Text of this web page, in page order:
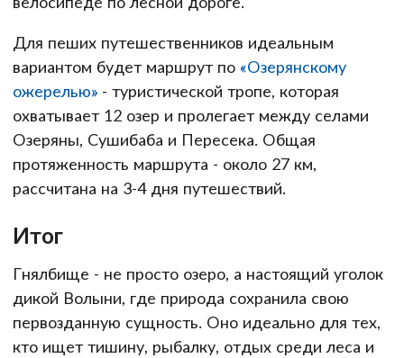
Для пеших путешественников идеальным
вариантом будет маршрут по «Озерянскому
ожерелью» - туристической тропе, которая
охватывает 12 озер и пролегает между селами
Озеряны, Сушибаба и Пересека. Общая
протяженность маршрута - около 27 км,
рассчитана на 3-4 дня путешествий.
Итог
Гнялбище - не просто озеро, а настоящий уголок
дикой Волыни, где природа сохранила свою
первозданную сущность. Оно идеально для тех,
кто ищет тишину, рыбалку, отдых среди леса и